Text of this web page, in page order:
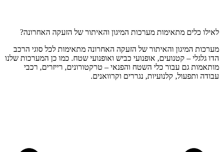
לאילו כלים מתאימות מערכות המיגון והאיתור של הזעקה האחרונה?
מערכות המיגון והאיתור של הזעקה האחרונה מתאימות לכל סוגי הרכב
הדו גלגלי – קטנועים, אופנועי כביש ואופנועי שטח. כמו כן המערכות שלנו
מותאמות גם עבור כלי השטח והפנאי – טרקטורונים, רייזרים, רכבי
עבודה ותפעול, קלנועיות, נגררים וקרוואנים.